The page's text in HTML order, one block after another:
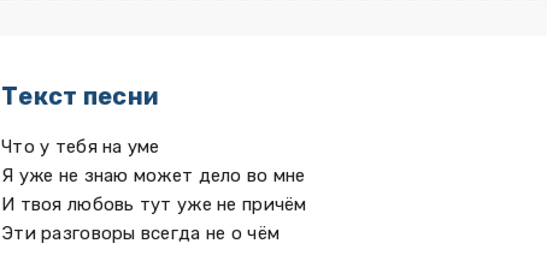
Текст песни
Что у тебя на уме
Я уже не знаю может дело во мне
И твоя любовь тут уже не причём
Эти разговоры всегда не о чём